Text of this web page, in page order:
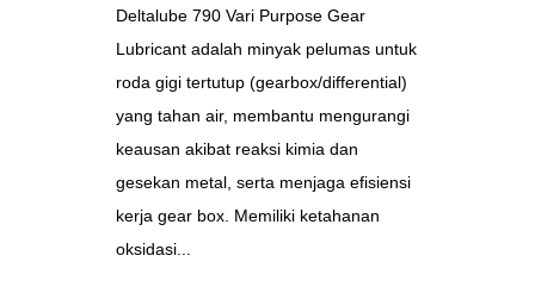
Deltalube 790 Vari Purpose Gear
Lubricant adalah minyak pelumas untuk
roda gigi tertutup (gearbox/differential)
yang tahan air, membantu mengurangi
keausan akibat reaksi kimia dan
gesekan metal, serta menjaga efisiensi
kerja gear box. Memiliki ketahanan
oksidasi...